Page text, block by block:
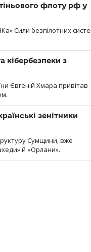
флоту рф у
Сили безпілотних
кібербезпеки з
Євгеній Хмара привітав
зенітники
Сумщини, вже
й «Орлани».